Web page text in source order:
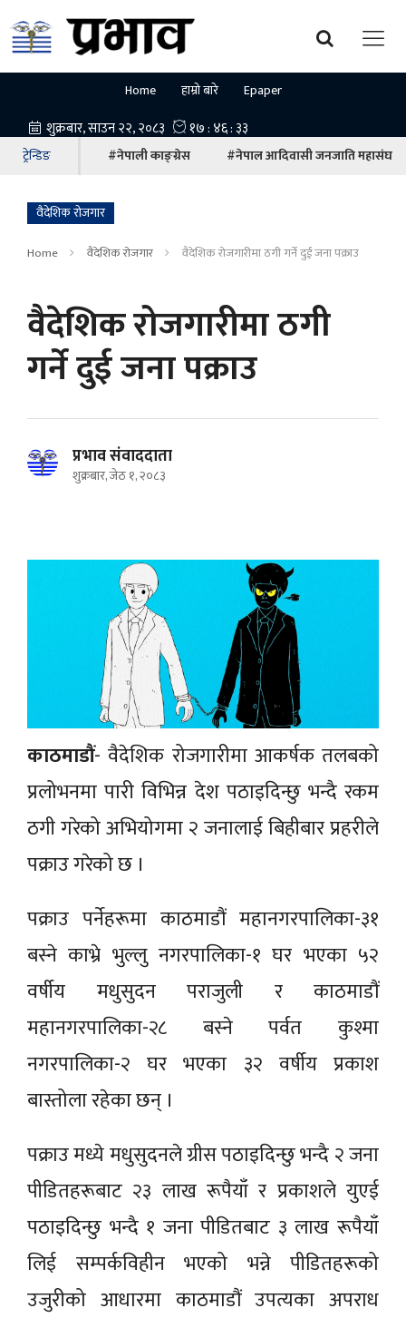
Home हाम्रो बारे Epaper
ट्रेन्डिङ #नेपाली काङ्ग्रेस #नेपाल आदिवासी जनजाति महासंघ
वैदेशिक रोजगार
Home वैदेशिक रोजगार वैदेशिक रोजगारीमा ठगी गर्ने दुई जना पक्राउ
वैदेशिक रोजगारीमा ठगी
गर्ने दुई जना पक्राउ
प्रभाव संवाददाता
शुक्रबार, जेठ १, २०८३
काठमाडौं- वैदेशिक रोजगारीमा आकर्षक तलबको
प्रलोभनमा पारी विभिन्न देश पठाइदिन्छु भन्दै रकम
ठगी गरेको अभियोगमा २ जनालाई बिहीबार प्रहरीले
पक्राउ गरेको छ ।
पक्राउ पर्नेहरूमा काठमाडौं महानगरपालिका-३१
बस्ने काभ्रे भुल्लु नगरपालिका-१ घर भएका ५२
वर्षीय मधुसुदन पराजुली र काठमाडौं
महानगरपालिका-२८ बस्ने पर्वत कुश्मा
नगरपालिका-२ घर भएका ३२ वर्षीय प्रकाश
बास्तोला रहेका छन् ।
पक्राउ मध्ये मधुसुदनले ग्रीस पठाइदिन्छु भन्दै २ जना
पीडितहरूबाट २३ लाख रूपैयाँ र प्रकाशले युएई
पठाइदिन्छु भन्दै १ जना पीडितबाट ३ लाख रूपैयाँ
लिई सम्पर्कविहीन भएको भन्ने पीडितहरूको
उजुरीको आधारमा काठमाडौं उपत्यका अपराध